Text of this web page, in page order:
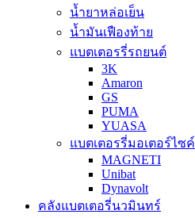
น้ำยาหล่อเย็น
น้ำมันเฟืองท้าย
แบตเตอรรี่รถยนต์
3K
Amaron
GS
PUMA
YUASA
แบตเตอรรี่มอเตอร์ไซค์
MAGNETI
Unibat
Dynavolt
คลังแบตเตอรี่นวมินทร์